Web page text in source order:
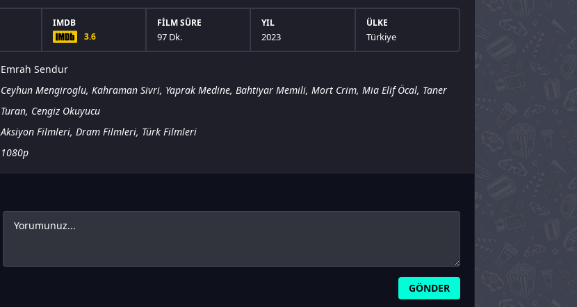
Emrah Sendur
Ceyhun Mengiroglu, Kahraman Sivri, Yaprak Medine, Bahtiyar Memili, Mort Crim, Mia Elif Öcal, Taner
Turan, Cengiz Okuyucu
Aksiyon Filmleri, Dram Filmleri, Türk Filmleri
1080p
IMDB
3.6
FILM SÜRE
97 Dk.
YIL
2023
ÜLKE
Türkiye